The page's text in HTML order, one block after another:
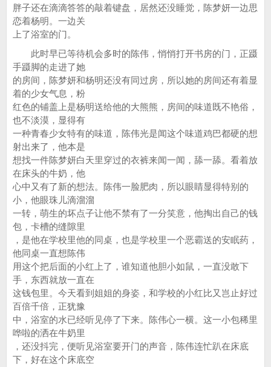
胖子还在滴滴答答的敲着键盘，居然还没睡觉，陈梦妍一边思
恋着杨明。一边关
上了浴室的门。
此时早已等待机会多时的陈伟，悄悄打开书房的门，正蹑
手蹑脚的走进了她
的房间，陈梦妍和杨明还没有同过房，所以她的房间还有着显
着的少女气息，粉
红色的铺盖上是杨明送给他的大熊熊，房间的味道既不艳俗，
也不淡漠，显得有
一种青春少女特有的味道，陈伟光是闻这个味道鸡巴都硬的想
射出来了，他本是
想找一件陈梦妍白天里穿过的衣裤来闻一闻，舔一舔。看着放
在床头的牛奶，他
心中又有了新的想法。陈伟一脸肥肉，所以眼睛显得特别的
小，他眼珠儿滴溜溜
一转，萌生的坏点子让他不禁有了一分笑意，他掏出自己的钱
包，卡槽的缝隙里
，是他在学校里他的同桌，也是学校里一个恶霸送的安眠药，
他同桌一直想陈伟
用这个把后面的小红上了，谁知道他胆小如鼠，一直没敢下
手，东西就放一直在
这钱包里。今天看到姐姐的身姿，和学校的小红比又岂止好过
百倍千倍，正犹豫
中，浴室的水已经听见停了下来。陈伟心一横。这一小包稀里
哗啦的洒在牛奶里
，还没抖完，便听见浴室要开门的声音，陈伟连忙趴在床底
下，好在这个床底空